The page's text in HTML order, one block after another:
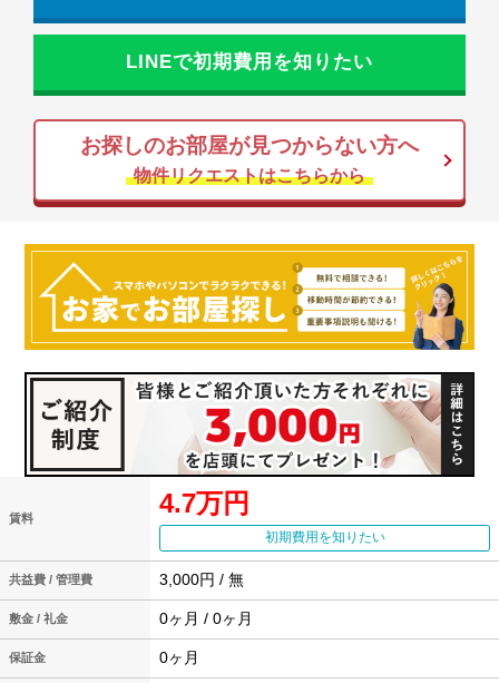
LINEで初期費用を知りたい
お探しのお部屋が見つからない方へ
物件リクエストはこちらから
賃料 4.7万円
初期費用を知りたい
共益費 / 管理費 3,000円 / 無
敷金 / 礼金 0ヶ月 / 0ヶ月
保証金 0ヶ月